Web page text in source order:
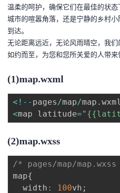
温柔的呵护，确保它们在最佳的状
城市的喧嚣角落，还是宁静的乡村
到达。
无论距离远近，无论风雨晴空，我
如约而至，为您和您所关爱的人带来
(1)map.wxml
< ! -- pages /map/map . wxml
<map latitude=
(2)map.wxss
/* pages/map/
map{
  width
: 100vh ;